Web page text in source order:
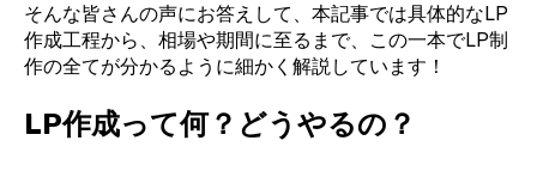
そんな皆さんの声にお答えして、本記事では具体的なLP
作成工程から、相場や期間に至るまで、この一本でLP制
作の全てが分かるように細かく解説しています！
LP作成って何？どうやるの？